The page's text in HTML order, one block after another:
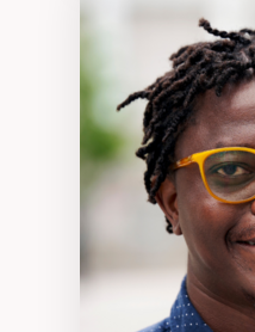
Didactique des
d’enquête et
Éducation en
construction
critique
Technologies
programmation
La langue dans
environnement
scientifique